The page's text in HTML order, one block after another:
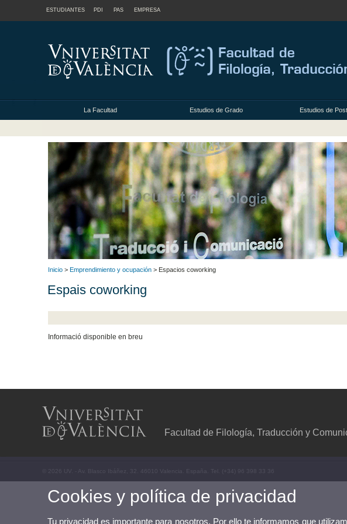
ESTUDIANTES PDI PAS EMPRESA
La Facultad Estudios de Grado Estudios de
Inicio > Emprendimiento y ocupación > Espacios coworking
Espais coworking
Informació disponible en breu
Facultad de Filología, Traducción y
© 2026 UV. - Av. Blasco Ibáñez, 32. 46010 Valencia. España. Tel. (+34) 96 398 33 36
Cookies y política de privacidad
Tu privacidad es importante para nosotros. Por ello te informamos que